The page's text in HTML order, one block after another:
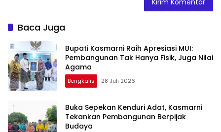
Baca Juga
Bupati Kasmarni Raih Apresiasi MUI:
Pembangunan Tak Hanya Fisik, Juga Nilai
Agama
Bengkalis 28 Juli 2026
Buka Sepekan Kenduri Adat, Kasmarni
Tekankan Pembangunan Berpijak
Budaya